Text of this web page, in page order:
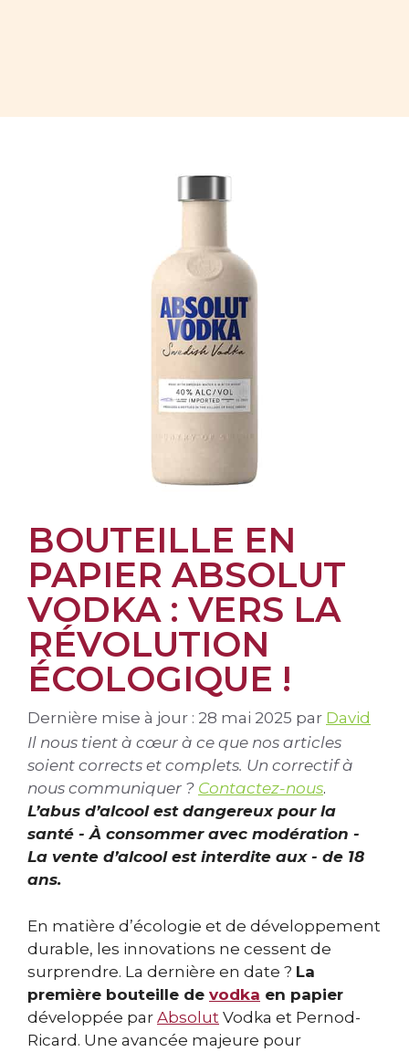
BOUTEILLE EN
PAPIER ABSOLUT
VODKA : VERS LA
RÉVOLUTION
ÉCOLOGIQUE !
Dernière mise à jour : 28 mai 2025 par David
Il nous tient à cœur à ce que nos articles
soient corrects et complets. Un correctif à
nous communiquer ? Contactez-nous.
L’abus d’alcool est dangereux pour la
santé - À consommer avec modération -
La vente d’alcool est interdite aux - de 18
ans.
En matière d’écologie et de développement
durable, les innovations ne cessent de
surprendre. La dernière en date ? La
première bouteille de vodka en papier
développée par Absolut Vodka et Pernod-
Ricard. Une avancée majeure pour